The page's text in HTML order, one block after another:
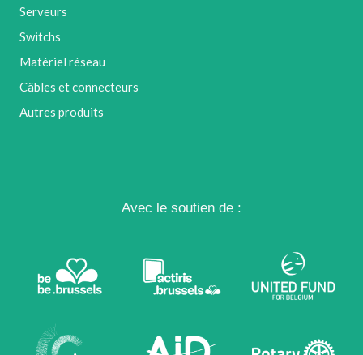
Serveurs
Switchs
Matériel réseau
Câbles et connecteurs
Autres produits
Avec le soutien de :